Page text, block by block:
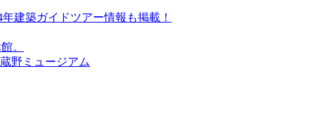
建築ガイドツアー情報も掲載！
。
野ミュージアム